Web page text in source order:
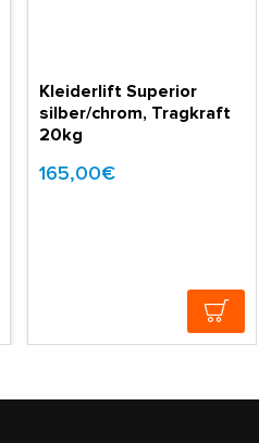
Kleiderlift Superior
silber/chrom, Tragkraft
20kg
165,00€